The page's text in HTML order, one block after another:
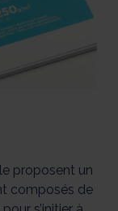
proposent un
composés de